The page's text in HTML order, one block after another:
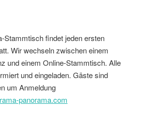
Stammtisch findet jeden ersten
Wir wechseln zwischen einem
und einem Online-Stammtisch. Alle
und eingeladen. Gäste sind
um Anmeldung
panorama.com